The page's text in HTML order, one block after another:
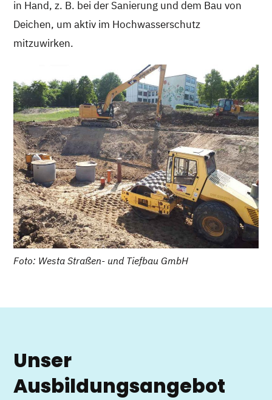
in Hand, z. B. bei der Sanierung und dem Bau von
Deichen, um aktiv im Hochwasserschutz
mitzuwirken.
Foto: Westa Straßen- und Tiefbau GmbH
Unser
Ausbildungsangebot